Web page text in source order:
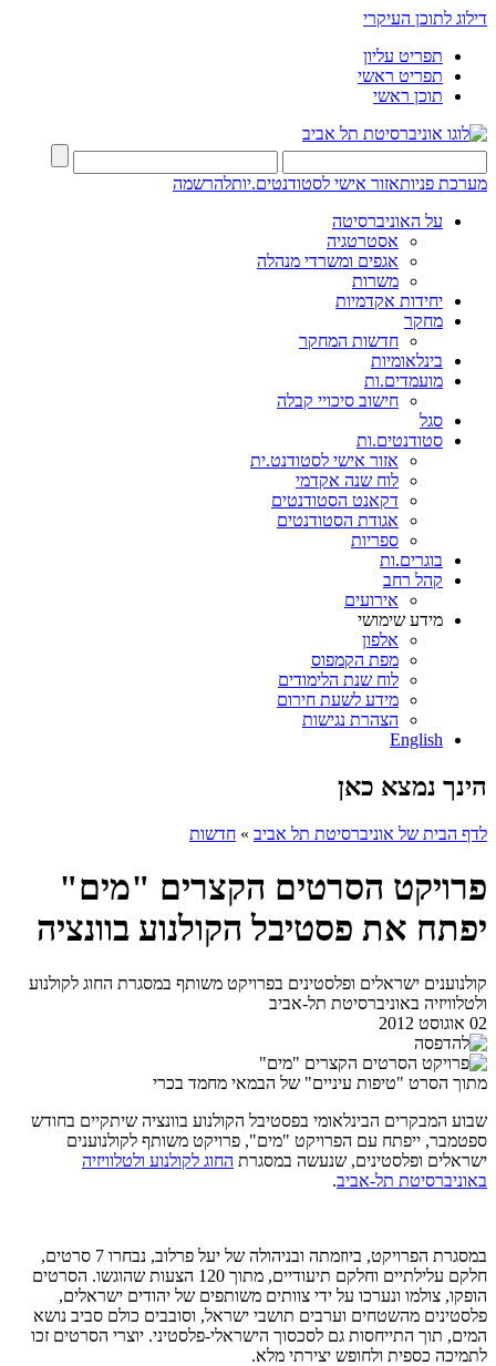
דילוג לתוכן העיקרי
תפריט עליון
תפריט ראשי
תוכן ראשי
מערכת פניותאזור אישי לסטודנטים.יותלהרשמה
על האוניברסיטה
אסטרטגיה
אגפים ומשרדי מנהלה
משרות
יחידות אקדמיות
מחקר
חדשות המחקר
בינלאומיות
מועמדים.ות
חישוב סיכויי קבלה
סגל
סטודנטים.ות
אזור אישי לסטודנט.ית
לוח שנה אקדמי
דקאנט הסטודנטים
אגודת הסטודנטים
ספריות
בוגרים.ות
קהל רחב
אירועים
מידע שימושי
אלפון
מפת הקמפוס
לוח שנת הלימודים
מידע לשעת חירום
הצהרת נגישות
English
הינך נמצא כאן
לדף הבית של אוניברסיטת תל אביב » חדשות
פרויקט הסרטים הקצרים "מים"
יפתח את פסטיבל הקולנוע בוונציה
קולנוענים ישראלים ופלסטינים בפרויקט משותף במסגרת החוג לקולנוע
ולטלוויזיה באוניברסיטת תל-אביב
02 אוגוסט 2012
מתוך הסרט "טיפות עיניים" של הבמאי מחמד בכרי
שבוע המבקרים הבינלאומי בפסטיבל הקולנוע בוונציה שיתקיים בחודש
ספטמבר, ייפתח עם הפרויקט "מים", פרויקט משותף לקולנוענים
ישראלים ופלסטינים, שנעשה במסגרת החוג לקולנוע ולטלוויזיה
באוניברסיטת תל-אביב.
במסגרת הפרויקט, ביוזמתה ובניהולה של יעל פרלוב, נבחרו 7 סרטים,
חלקם עלילתיים וחלקם תיעודיים, מתוך 120 הצעות שהוגשו. הסרטים
הופקו, צולמו ונערכו על ידי צוותים משותפים של יהודים ישראלים,
פלסטינים מהשטחים וערבים תושבי ישראל, וסובבים כולם סביב נושא
המים, תוך התייחסות גם לסכסוך הישראלי-פלסטיני. יוצרי הסרטים זכו
לתמיכה כספית ולחופש יצירתי מלא.